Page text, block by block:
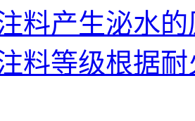
料产生泌水的
料等级根据